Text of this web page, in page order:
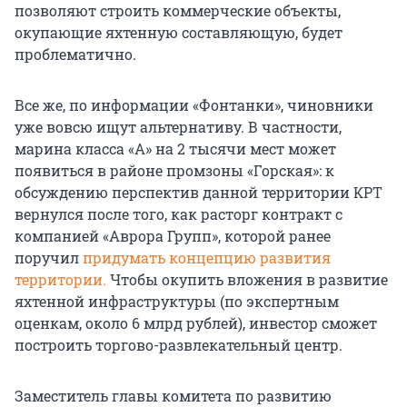
позволяют строить коммерческие объекты,
окупающие яхтенную составляющую, будет
проблематично.
Все же, по информации «Фонтанки», чиновники
уже вовсю ищут альтернативу. В частности,
марина класса «А» на 2 тысячи мест может
появиться в районе промзоны «Горская»: к
обсуждению перспектив данной территории КРТ
вернулся после того, как расторг контракт с
компанией «Аврора Групп», которой ранее
поручилпридумать концепцию развития
территории. Чтобы окупить вложения в развитие
яхтенной инфраструктуры (по экспертным
оценкам, около 6 млрд рублей), инвестор сможет
построить торгово-развлекательный центр.
Заместитель главы комитета по развитию